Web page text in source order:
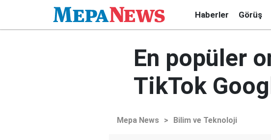
Haberler Görüş
En popüler
TikTok
Mepa News > Bilim ve Teknoloji